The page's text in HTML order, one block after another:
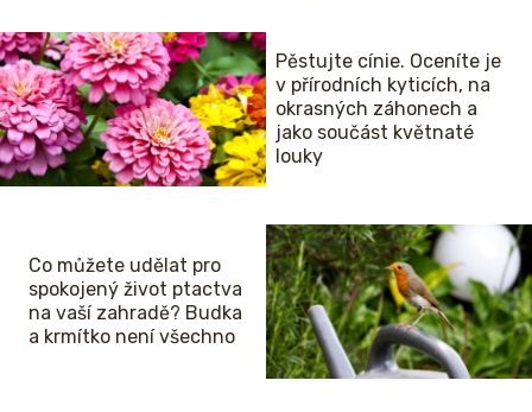
Pěstujte cínie. Oceníte je
v přírodních kyticích, na
okrasných záhonech a
jako součást květnaté
louky
Co můžete udělat pro
spokojený život ptactva
na vaší zahradě? Budka
a krmítko není všechno